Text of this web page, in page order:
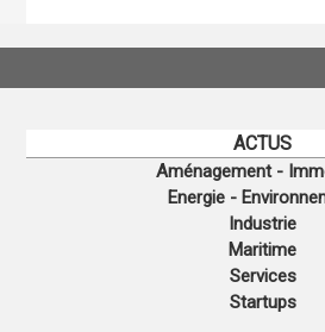
ACTUS
Aménagement -
Energie -
Industrie
Maritime
Services
Startups